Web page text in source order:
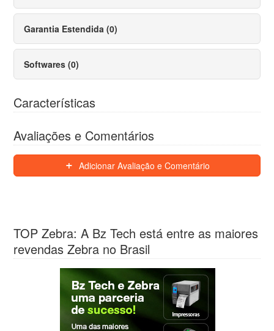
Garantia Estendida (0)
Softwares (0)
Características
Avaliações e Comentários
Adicionar Avaliação e Comentário
TOP Zebra: A Bz Tech está entre as maiores
revendas Zebra no Brasil